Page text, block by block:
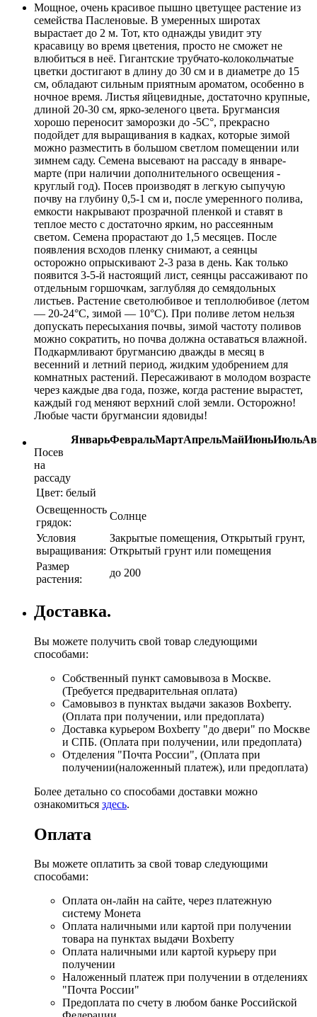
Мощное, очень красивое пышно цветущее растение из
семейства Пасленовые. В умеренных широтах
вырастает до 2 м. Тот, кто однажды увидит эту
красавицу во время цветения, просто не сможет не
влюбиться в неё. Гигантские трубчато-колокольчатые
цветки достигают в длину до 30 см и в диаметре до 15
см, обладают сильным приятным ароматом, особенно в
ночное время. Листья яйцевидные, достаточно крупные,
длиной 20-30 см, ярко-зеленого цвета. Бругмансия
хорошо переносит заморозки до -5С°, прекрасно
подойдет для выращивания в кадках, которые зимой
можно разместить в большом светлом помещении или
зимнем саду. Семена высевают на рассаду в январе-
марте (при наличии дополнительного освещения -
круглый год). Посев производят в легкую сыпучую
почву на глубину 0,5-1 см и, после умеренного полива,
емкости накрывают прозрачной пленкой и ставят в
теплое место с достаточно ярким, но рассеянным
светом. Семена прорастают до 1,5 месяцев. После
появления всходов пленку снимают, а сеянцы
осторожно опрыскивают 2-3 раза в день. Как только
появится 3-5-й настоящий лист, сеянцы рассаживают по
отдельным горшочкам, заглубляя до семядольных
листьев. Растение светолюбивое и теплолюбивое (летом
— 20-24°С, зимой — 10°С). При поливе летом нельзя
допускать пересыхания почвы, зимой частоту поливов
можно сократить, но почва должна оставаться влажной.
Подкармливают бругмансию дважды в месяц в
весенний и летний период, жидким удобрением для
комнатных растений. Пересаживают в молодом возрасте
через каждые два года, позже, когда растение вырастет,
каждый год меняют верхний слой земли. Осторожно!
Любые части бругмансии ядовиды!
ЯнварьФевральМартАпрельМайИюньИюль
Посев
на
рассаду
Цвет: белый
Освещенность
грядок:
Солнце
Условия
выращивания:
Закрытые помещения, Открытый грунт,
Открытый грунт или помещения
Размер
растения:
до 200
Доставка.
Вы можете получить свой товар следующими
способами:
Собственный пункт самовывоза в Москве.
(Требуется предварительная оплата)
Самовывоз в пунктах выдачи заказов Boxberry.
(Оплата при получении, или предоплата)
Доставка курьером Boxberry "до двери" по Москве
и СПБ. (Оплата при получении, или предоплата)
Отделения "Почта России", (Оплата при
получении(наложенный платеж), или предоплата)
Более детально со способами доставки можно
ознакомиться здесь.
Оплата
Вы можете оплатить за свой товар следующими
способами:
Оплата он-лайн на сайте, через платежную
систему Монета
Оплата наличными или картой при получении
товара на пунктах выдачи Boxberry
Оплата наличными или картой курьеру при
получении
Наложенный платеж при получении в отделениях
"Почта России"
Предоплата по счету в любом банке Российской